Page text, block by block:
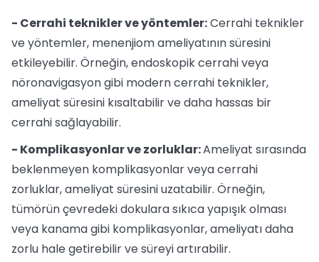
- Cerrahi teknikler ve yöntemler:Cerrahi teknikler
ve yöntemler, menenjiom ameliyatının süresini
etkileyebilir. Örneğin, endoskopik cerrahi veya
nöronavigasyon gibi modern cerrahi teknikler,
ameliyat süresini kısaltabilir ve daha hassas bir
cerrahi sağlayabilir.
- Komplikasyonlar ve zorluklar:Ameliyat sırasında
beklenmeyen komplikasyonlar veya cerrahi
zorluklar, ameliyat süresini uzatabilir. Örneğin,
tümörün çevredeki dokulara sıkıca yapışık olması
veya kanama gibi komplikasyonlar, ameliyatı daha
zorlu hale getirebilir ve süreyi artırabilir.